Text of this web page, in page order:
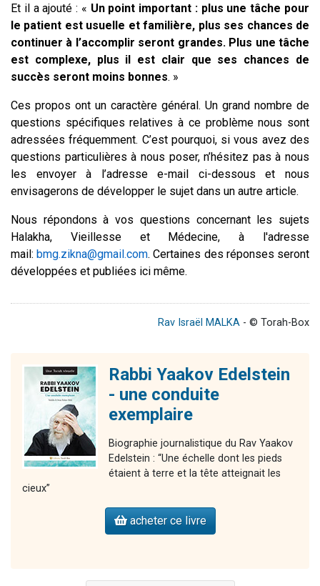
Et il a ajouté : « Un point important : plus une tâche pour
le patient est usuelle et familière, plus ses chances de
continuer à l’accomplir seront grandes. Plus une tâche
est complexe, plus il est clair que ses chances de
succès seront moins bonnes. »
Ces propos ont un caractère général. Un grand nombre de
questions spécifiques relatives à ce problème nous sont
adressées fréquemment. C’est pourquoi, si vous avez des
questions particulières à nous poser, n’hésitez pas à nous
les envoyer à l’adresse e-mail ci-dessous et nous
envisagerons de développer le sujet dans un autre article.
Nous répondons à vos questions concernant les sujets
Halakha, Vieillesse et Médecine, à l'adresse
mail:bmg.zikna@gmail.com. Certaines des réponses seront
développées et publiées ici même.
Rav Israël MALKA - © Torah-Box
Rabbi Yaakov Edelstein
- une conduite
exemplaire
Biographie journalistique du Rav Yaakov
Edelstein : “Une échelle dont les pieds
étaient à terre et la tête atteignait les
cieux”
acheter ce livre